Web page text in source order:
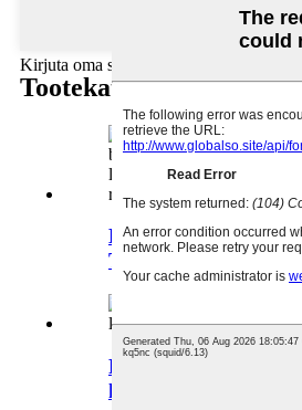
Kirjuta oma sõnum siia ja saada see meile
Tootekategooriad
Lihtne disain
Tekstuur Betoon Tis ...
Futuristlik spiraaltrepi
küünlasoojendaja